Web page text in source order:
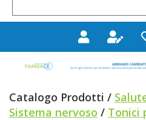
Catalogo Prodotti /
Sistema nervoso / Tonici